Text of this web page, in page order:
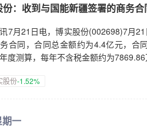
份：收到与国能新疆签署的商务合
7月21日电，博实股份(002698)7月
合同，合同总金额约为4.4亿元，合
度测算，每年不含税金额约为
股份-1.52%
一